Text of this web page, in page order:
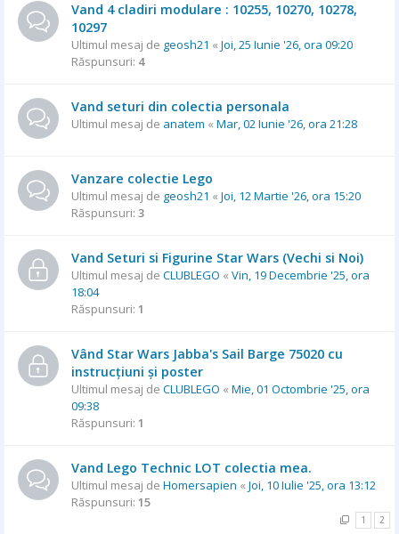
Vand 4 cladiri modulare : 10255, 10270, 10278,
10297
Ultimul mesaj de geosh21 « Joi, 25 Iunie '26, ora 09:20
Răspunsuri: 4
Vand seturi din colectia personala
Ultimul mesaj de anatem « Mar, 02 Iunie '26, ora 21:28
Vanzare colectie Lego
Ultimul mesaj de geosh21 « Joi, 12 Martie '26, ora 15:20
Răspunsuri: 3
Vand Seturi si Figurine Star Wars (Vechi si Noi)
Ultimul mesaj de CLUBLEGO « Vin, 19 Decembrie '25, ora
18:04
Răspunsuri: 1
Vând Star Wars Jabba's Sail Barge 75020 cu
instrucțiuni și poster
Ultimul mesaj de CLUBLEGO « Mie, 01 Octombrie '25, ora
09:38
Răspunsuri: 1
Vand Lego Technic LOT colectia mea.
Ultimul mesaj de Homersapien « Joi, 10 Iulie '25, ora 13:12
Răspunsuri: 15
1 2